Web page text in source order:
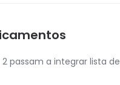
passam a integrar lista de